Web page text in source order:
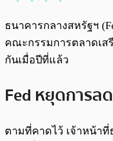
ธนาคารกลางสหรัฐฯ
คณะกรรมการตลาดเส
กันเมื่อปีที่แล้ว
Fed หยุดการล
ตามที่คาดไว้ เจ้าหน้า